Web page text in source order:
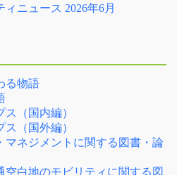
ニュース 2026年6月
る物語
（国内編）
（国外編）
マネジメントに関する図書・論
空白地のモビリティに関する図